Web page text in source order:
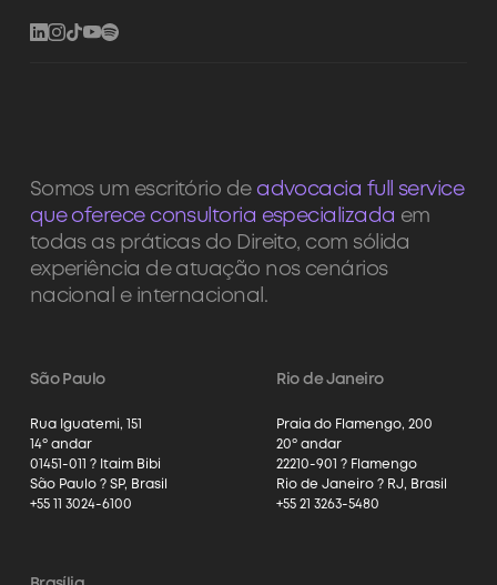
Somos um escritório de advocacia full service
que oferece consultoria especializada em
todas as práticas do Direito, com sólida
experiência de atuação nos cenários
nacional e internacional.
São Paulo
Rua Iguatemi, 151
14º andar
01451-011 ? Itaim Bibi
São Paulo ? SP, Brasil
+55 11 3024-6100
Rio de Janeiro
Praia do Flamengo, 200
20º andar
22210-901 ? Flamengo
Rio de Janeiro ? RJ, Brasil
+55 21 3263-5480